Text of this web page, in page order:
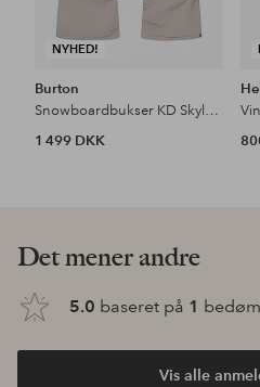
NYHED!
Burton
Snowboardbukser KD Skylar PT
1 499 DKK
Det mener andre
5.0 baseret på 1
Vis alle